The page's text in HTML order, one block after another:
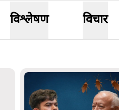
विश्लेषण विचार